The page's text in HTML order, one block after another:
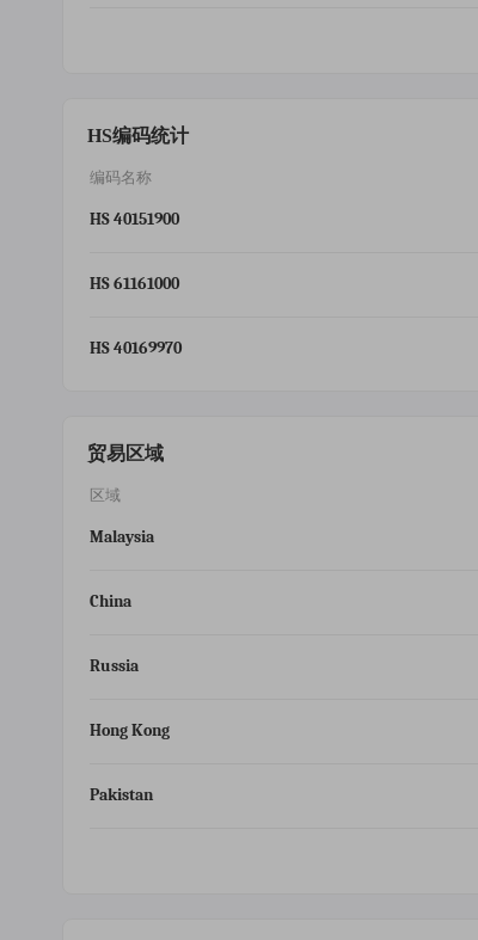
HS编码统计
编码名称
HS 40151900
HS 61161000
HS 40169970
贸易区域
区域
Malaysia
China
Russia
Hong Kong
Pakistan